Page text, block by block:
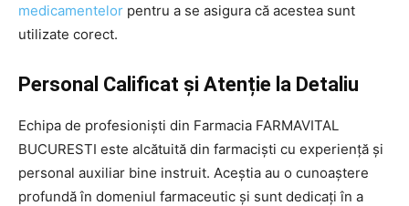
medicamentelor pentru a se asigura că acestea sunt
utilizate corect.
Personal Calificat și Atenție la Detaliu
Echipa de profesioniști din Farmacia FARMAVITAL
BUCURESTI este alcătuită din farmaciști cu experiență și
personal auxiliar bine instruit. Aceștia au o cunoaștere
profundă în domeniul farmaceutic și sunt dedicați în a